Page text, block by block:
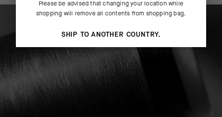
Please be advised that changing your location while
shopping will remove all contents from shopping bag.
SHIP TO ANOTHER COUNTRY.